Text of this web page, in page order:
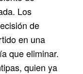
Los
de
en una
que eliminar.
quien ya